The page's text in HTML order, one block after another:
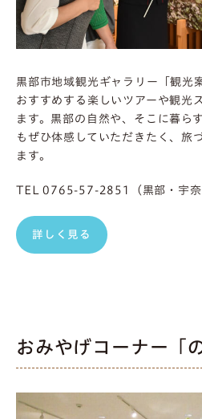
黒部市地域観光ギャラリー「観光
おすすめする楽しいツアーや観光
ます。黒部の自然や、そこに暮ら
もぜひ体感していただきたく、旅
ます。
TEL 0765-57-2851（黒部・宇奈
詳しく見る
おみやげコーナー「